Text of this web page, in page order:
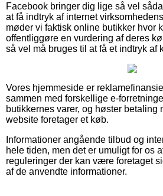
Facebook bringer dig lige så vel
at få indtryk af internet
møder vi faktisk online butikker hvor
offentliggøre en vurdering af deres
så vel må bruges til at få et indtryk af
Vores hjemmeside er
sammen med forskellige e-
butikkernes varer, og høster betaling
website foretager et køb.
Informationer angående tilbud og
hele tiden, men det er umuligt for os
reguleringer der kan være foretaget
af de anvendte informationer.